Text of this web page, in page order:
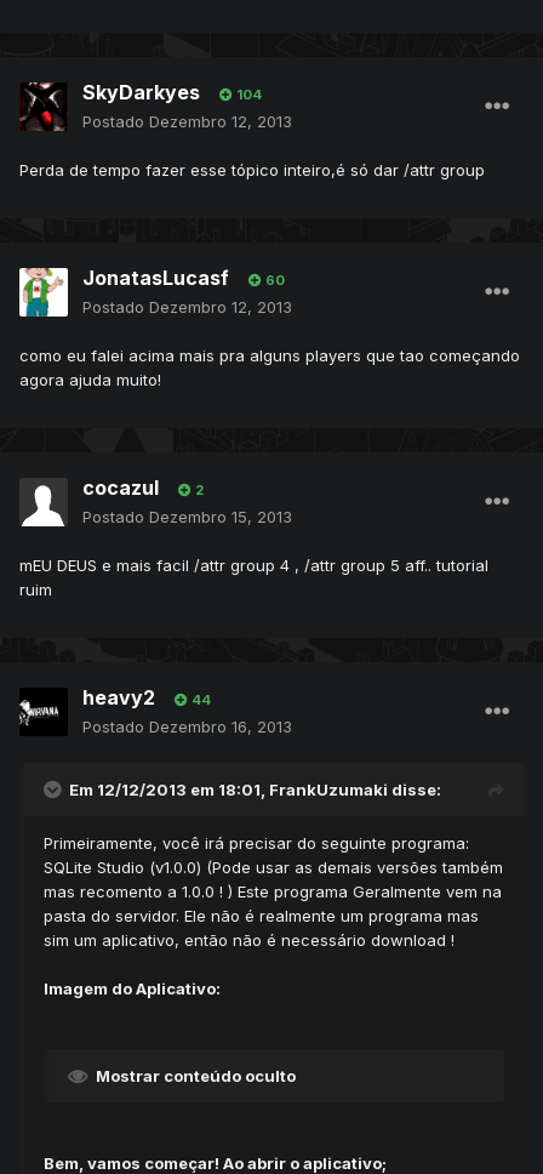
SkyDarkyes 104
Postado Dezembro 12, 2013
Perda de tempo fazer esse tópico inteiro,é só dar /attr group
JonatasLucasf 60
Postado Dezembro 12, 2013
como eu falei acima mais pra alguns players que tao começando
agora ajuda muito!
cocazul 2
Postado Dezembro 15, 2013
mEU DEUS e mais facil /attr group 4 , /attr group 5 aff.. tutorial
ruim
heavy2 44
Postado Dezembro 16, 2013
Em 12/12/2013 em 18:01, FrankUzumaki disse:
Primeiramente, você irá precisar do seguinte programa:
SQLite Studio (v1.0.0) (Pode usar as demais versões também
mas recomento a 1.0.0 ! ) Este programa Geralmente vem na
pasta do servidor. Ele não é realmente um programa mas
sim um aplicativo, então não é necessário download !
Imagem do Aplicativo:
Mostrar conteúdo oculto
Bem, vamos começar! Ao abrir o aplicativo;